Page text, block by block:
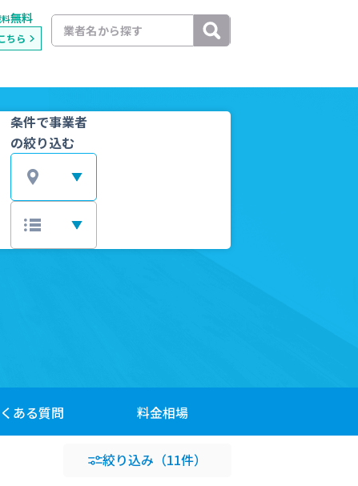
無料
ちら
条件で事業者
の絞り込む
ある質問 料金相場
絞り込み （11件）